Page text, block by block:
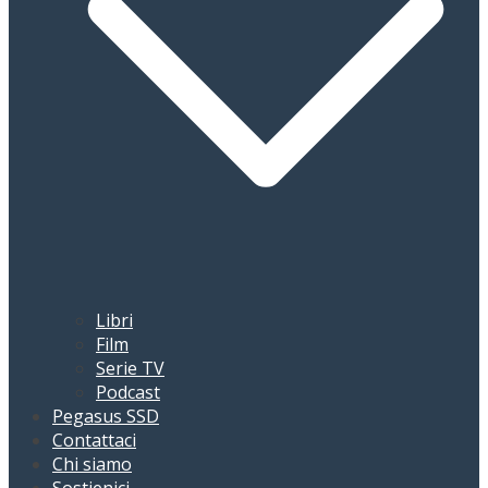
Libri
Film
Serie TV
Podcast
Pegasus SSD
Contattaci
Chi siamo